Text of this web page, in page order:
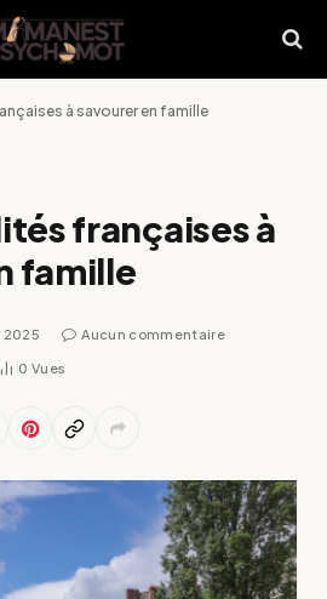
à savourer en famille
françaises à
famille
2025 Aucun commentaire
0 Vues